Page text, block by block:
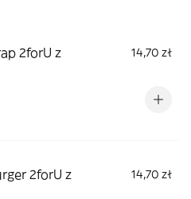
2forU z
14,70 zł
2forU z
14,70 zł